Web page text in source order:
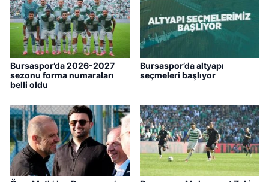
Bursaspor’da 2026-2027
sezonu forma numaraları
belli oldu
Bursaspor’da altyapı
seçmeleri başlıyor